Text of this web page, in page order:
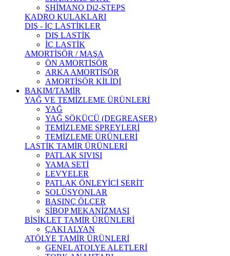
SHİMANO Di2-STEPS
KADRO KULAKLARI
DIŞ - İÇ LASTİKLER
DIŞ LASTİK
İÇ LASTİK
AMORTİSÖR / MAŞA
ÖN AMORTİSÖR
ARKA AMORTİSÖR
AMORTİSÖR KİLİDİ
BAKIM/TAMİR
YAĞ VE TEMİZLEME ÜRÜNLERİ
YAĞ
YAĞ SÖKÜCÜ (DEGREASER)
TEMİZLEME SPREYLERİ
TEMİZLEME ÜRÜNLERİ
LASTİK TAMİR ÜRÜNLERİ
PATLAK SIVISI
YAMA SETİ
LEVYELER
PATLAK ÖNLEYİCİ ŞERİT
SOLÜSYONLAR
BASINÇ ÖLÇER
SİBOP MEKANİZMASI
BİSİKLET TAMİR ÜRÜNLERİ
ÇAKI ALYAN
ATÖLYE TAMİR ÜRÜNLERİ
GENEL ATOLYE ALETLERİ